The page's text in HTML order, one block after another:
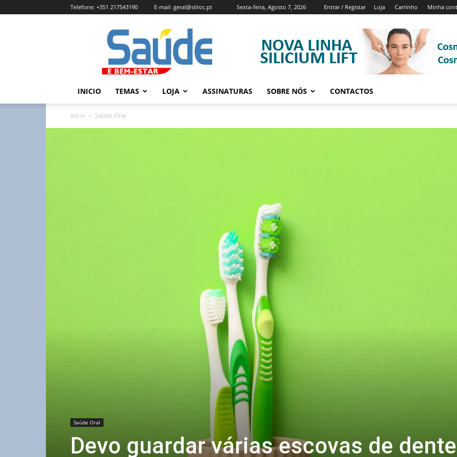
Sexta-feira, Agosto 7, 2026 Entrar / Registar Loja Carrinho Minha
Telefone: +351 217543190 E-mail: geral@silroc.pt
Revista
Saúde
e
Bem
Estar
Edição
INICIO TEMAS LOJA ASSINATURAS SOBRE NÓS CONTACTOS
Início Saúde Oral
Saúde Oral
Devo guardar várias escovas de